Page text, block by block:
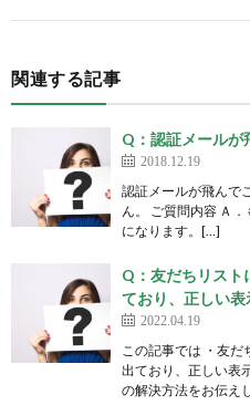
関連する記事
Q：認証メールが
2018.12.19
認証メールが飛んで
ん。 ご質問内容 Ａ
になります。[…]
Q：友だちリスト
ており、正しい
2022.04.19
この記事では ・友
出ており、正しい表
の解決方法をお伝え